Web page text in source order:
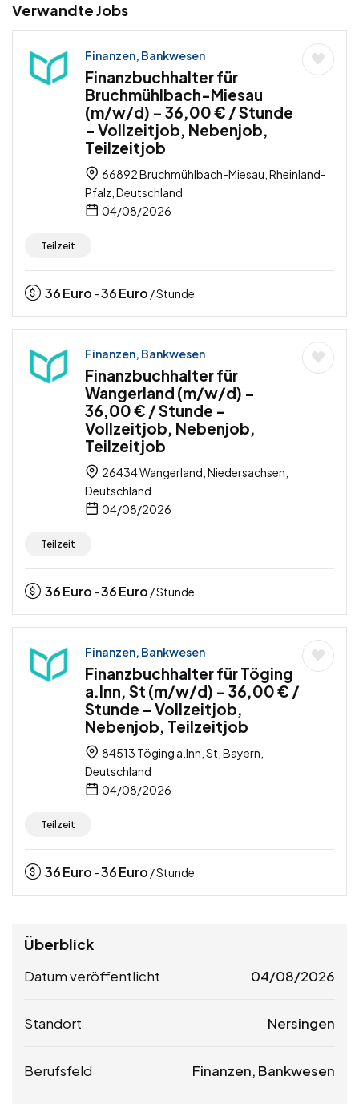
Verwandte Jobs
Finanzen, Bankwesen
Finanzbuchhalter für
Bruchmühlbach-Miesau
(m/w/d) – 36,00 € / Stunde
– Vollzeitjob, Nebenjob,
Teilzeitjob
66892 Bruchmühlbach-Miesau, Rheinland-
Pfalz, Deutschland
04/08/2026
Teilzeit
36Euro -36Euro / Stunde
Finanzen, Bankwesen
Finanzbuchhalter für
Wangerland (m/w/d) –
36,00 € / Stunde –
Vollzeitjob, Nebenjob,
Teilzeitjob
26434 Wangerland, Niedersachsen,
Deutschland
04/08/2026
Teilzeit
36Euro -36Euro / Stunde
Finanzen, Bankwesen
Finanzbuchhalter für Töging
a.Inn, St (m/w/d) – 36,00 € /
Stunde – Vollzeitjob,
Nebenjob, Teilzeitjob
84513 Töging a.Inn, St, Bayern,
Deutschland
04/08/2026
Teilzeit
36Euro -36Euro / Stunde
Überblick
Datum veröffentlicht 04/08/2026
Standort Nersingen
Berufsfeld Finanzen, Bankwesen